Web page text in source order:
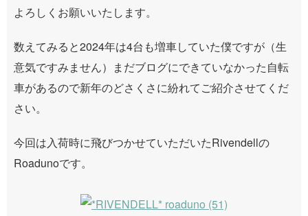
よろしくお願いいたします。
数えてみると2024年は4台も増車していた僕ですが（生
意気ですみません）まだブログにできていなかった自転
車があるので新年のどさくさに紛れてご紹介させてくだ
さい。
今回は入荷時に飛びつかせていただいたRivendellの
Roadunoです。